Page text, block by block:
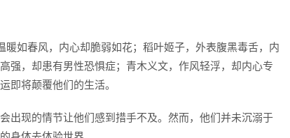
如春风，内心却脆弱如花；稻叶姬子，外表腹黑毒舌，内
强，却患有男性恐惧症；青木义文，作风轻浮，却内心专
即将颠覆他们的生活。
出现的情节让他们感到措手不及。然而，他们并未沉溺于